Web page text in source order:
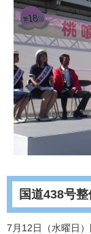
国道438号
7月12日（水曜日